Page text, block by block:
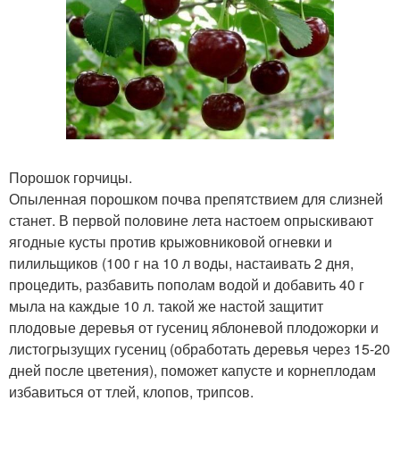
Порошок горчицы.
Опыленная порошком почва препятствием для слизней
станет. В первой половине лета настоем опрыскивают
ягодные кусты против крыжовниковой огневки и
пилильщиков (100 г на 10 л воды, настаивать 2 дня,
процедить, разбавить пополам водой и добавить 40 г
мыла на каждые 10 л. такой же настой защитит
плодовые деревья от гусениц яблоневой плодожорки и
листогрызущих гусениц (обработать деревья через 15-20
дней после цветения), поможет капусте и корнеплодам
избавиться от тлей, клопов, трипсов.